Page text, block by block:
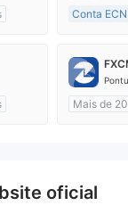
Conta ECN
Market
Etiqueta
Mais de
oficial